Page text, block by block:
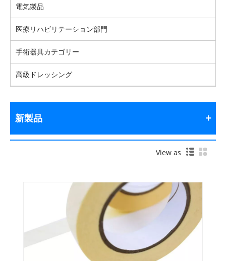
電気製品
医療リハビリテーション部門
手術器具カテゴリー
高級ドレッシング
新製品
View as